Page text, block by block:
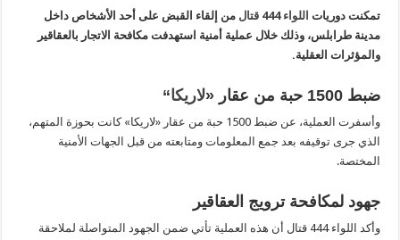
عقار
“لاريكا”
وإيقاف
متهماً
تمكنت دوريات اللواء 444 قتال
من إلقاء القبض على أحد الأشخاص داخل
مدينة طرابلس، وذلك خلال عملية أمنية استهدفت مكافحة الاتجار بالعقاقير
والمؤثرات العقلية.
ضبط 1500 حبة من عقار « لاريكا“
وأسفرت العملية، عن ضبط 1500 حبة من عقار «لاريكا» كانت بحوزة المتهم،
الذي جرى توقيفه بعد جمع المعلومات ومتابعته من قبل الجهات الأمنية
المختصة.
جهود لمكافحة ترويج العقاقير
وأكد اللواء 444 قتال أن هذه العملية تأتي ضمن الجهود المتواصلة لملاحقة